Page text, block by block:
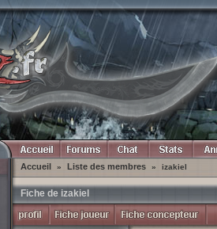
Accueil » Liste des membres » izakiel
Fiche de izakiel